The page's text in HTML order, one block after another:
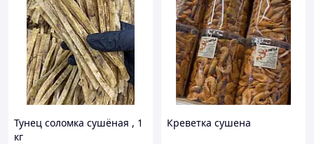
Тунец соломка сушёная , 1
кг
Креветка сушена